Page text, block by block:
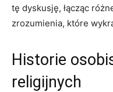
tę dyskusję, ‌łącząc
zrozumienia, które
Historie​
religijnych